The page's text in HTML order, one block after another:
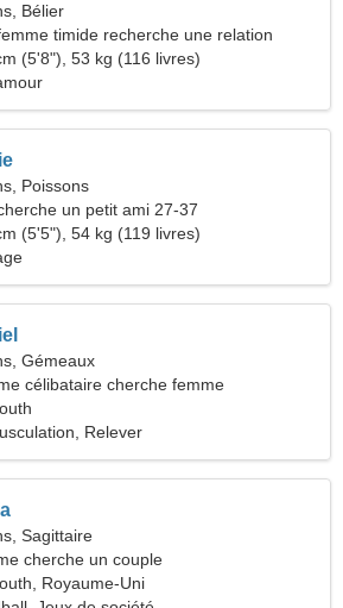
Bélier
timide recherche une relation
(5'8"), 53 kg (116 livres)
Poissons
un petit ami 27-37
(5'5"), 54 kg (119 livres)
Gémeaux
célibataire cherche femme
Relever
Sagittaire
cherche un couple
Royaume-Uni